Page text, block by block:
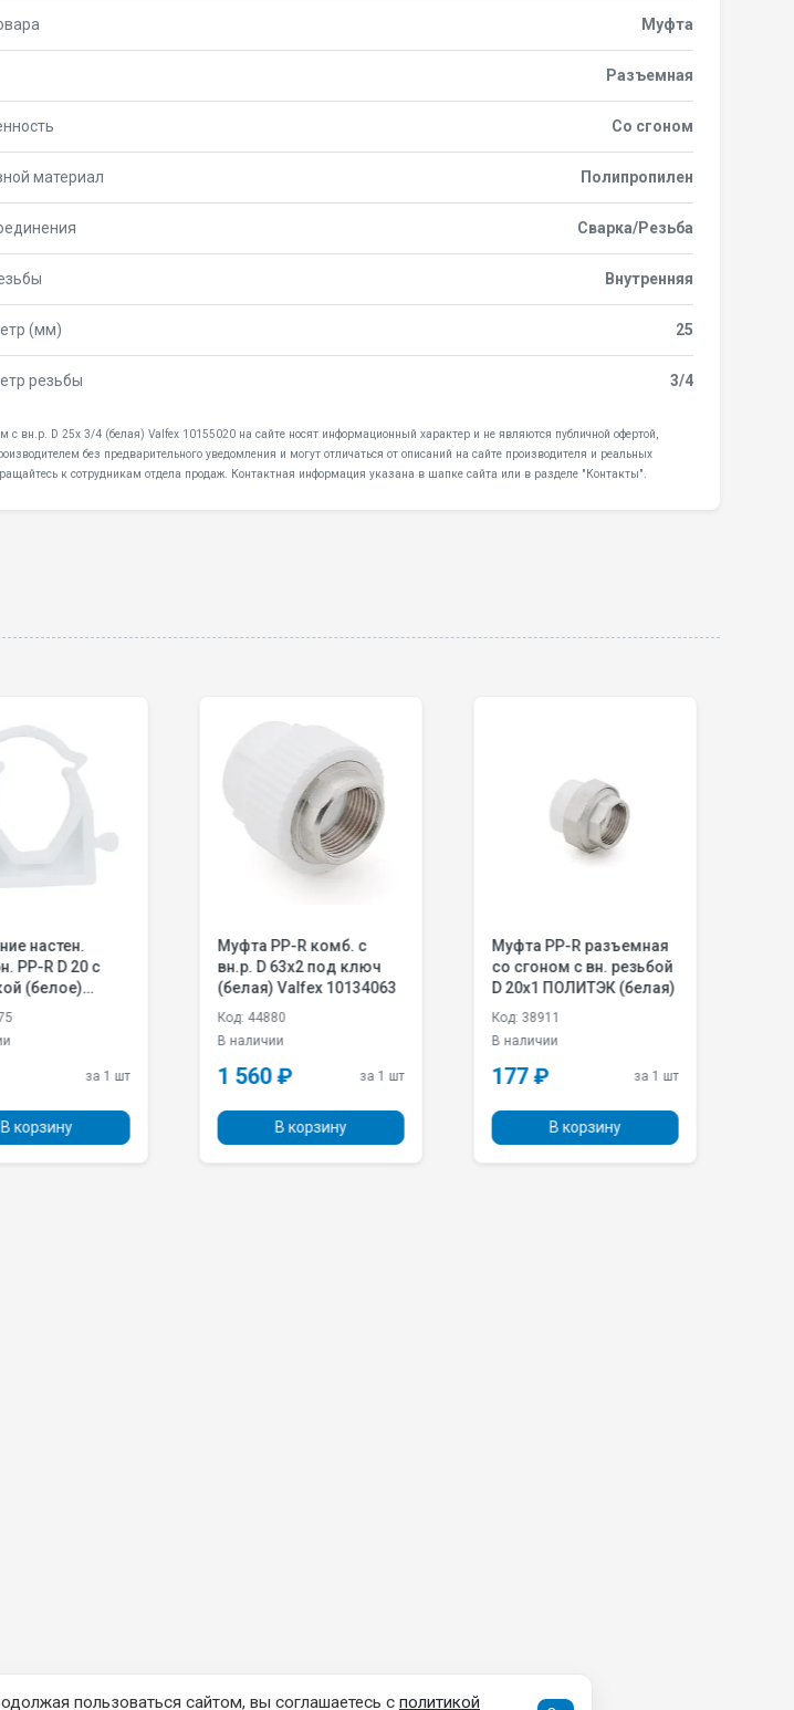
Муфта
Разъемная
Со сгоном
материал Полипропилен
Сварка/Резьба
Внутренняя
(мм) 25
резьбы 3/4
с вн.р. D 25х 3/4 (белая) Valfex 10155020 на сайте носят информационный характер и не являются публичной офертой,
без предварительного уведомления и могут отличаться от описаний на сайте производителя и реальных
к сотрудникам отдела продаж. Контактная информация указана в шапке сайта или в разделе "Контакты".
PP-R комб. с
под ключ
Valfex 10134063
44880
за 1 шт
В корзину
Муфта PP-R разъемная
со сгоном с вн. резьбой
D 20х1 ПОЛИТЭК (белая)
Код: 38911
В наличии
177 ₽ за 1 шт
В корзину
Муфта PP-R
комбинированная с вн.
резьбой D 32х 3/4
(белая)
Код: 13398
Под заказ
Цена по запросу
пользоваться сайтом, вы соглашаетесь с политикой